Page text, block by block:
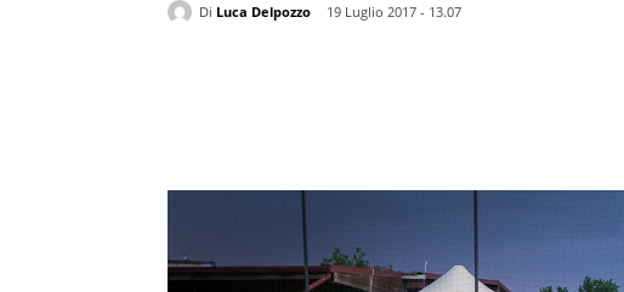
Di Luca Delpozzo
19 Luglio 2017 - 13.07